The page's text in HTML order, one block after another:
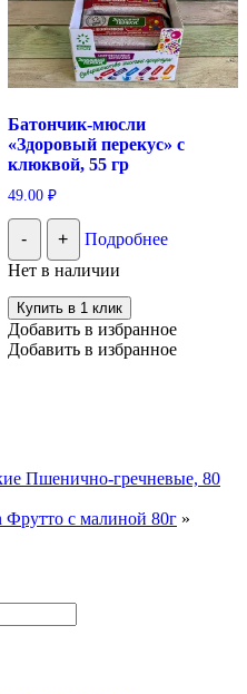
Батончик-мюсли
«Здоровый перекус» с
клюквой, 55 гр
49.00 ₽
- +
Подробнее
Нет в наличии
Купить в 1 клик
Добавить в избранное
Добавить в избранное
Пшенично-гречневые, 80
с малиной 80г »